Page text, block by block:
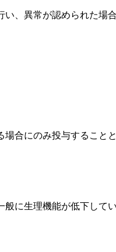
、異常が認められた場
合にのみ投与すること
に生理機能が低下してい